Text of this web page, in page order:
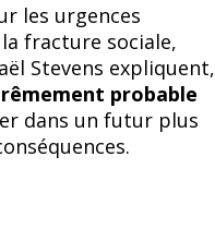
les urgences
fracture sociale,
Stevens expliquent,
probable
dans un futur plus